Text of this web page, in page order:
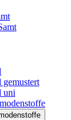
gemustert
uni